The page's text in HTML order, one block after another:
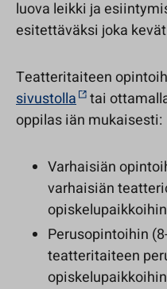
luova leikki ja
esitettäväksi joka
Teatteritaiteen
sivustolla
tai
oppilas iän mukaisesti:
Varhaisiän
varhaisiän
Perusopintoihin
teatteritaiteen